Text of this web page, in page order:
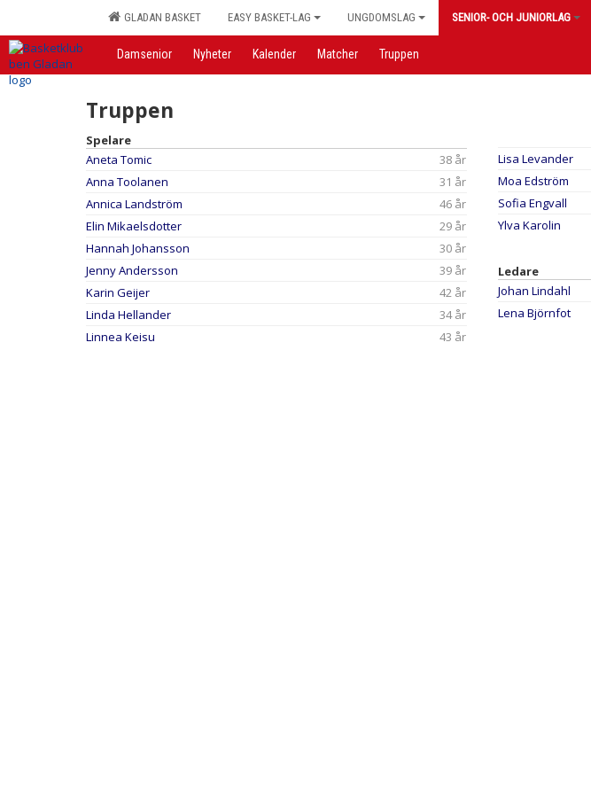
GLADAN BASKET EASY BASKET-LAG UNGDOMSLAG SENIOR- OCH JUNIORLAG
Damsenior Nyheter Kalender Matcher Truppen
Truppen
Spelare
Aneta Tomic
38 år
Anna Toolanen
31 år
Annica Landström
46 år
Elin Mikaelsdotter
29 år
Hannah Johansson
30 år
Jenny Andersson
39 år
Karin Geijer
42 år
Linda Hellander
34 år
Linnea Keisu
43 år
Lisa Levander
Moa Edström
Sofia Engvall
Ylva Karolin
Ledare
Johan Lindahl
Lena Björnfot